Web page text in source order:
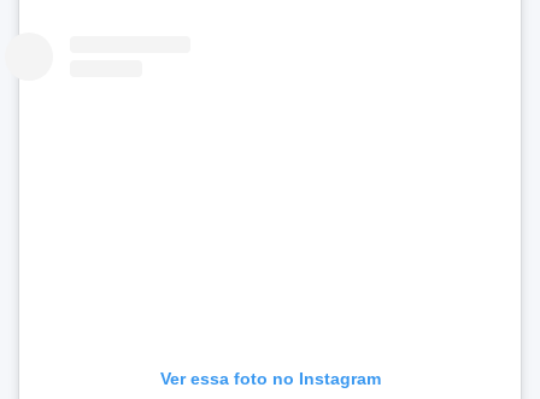
Ver essa foto no Instagram